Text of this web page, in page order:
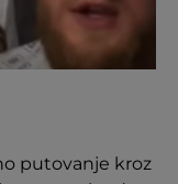
putovanje kroz